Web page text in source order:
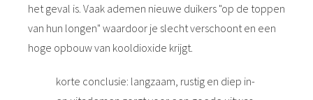
het geval is. Vaak ademen nieuwe duikers "op de toppen
van hun longen" waardoor je slecht verschoont en een
hoge opbouw van kooldioxide krijgt.
korte conclusie: langzaam, rustig en diep in-